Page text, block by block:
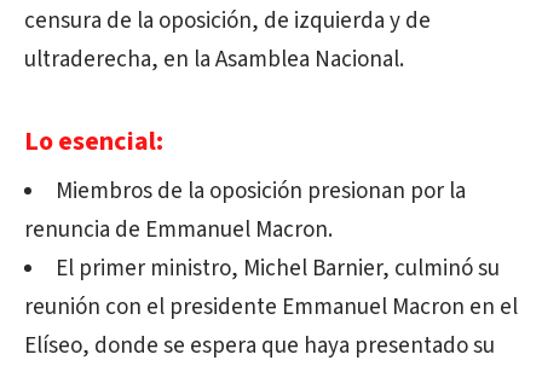
censura de la oposición, de izquierda y de
ultraderecha, en la Asamblea Nacional.
Lo esencial:
Miembros de la oposición presionan por la
renuncia de Emmanuel Macron.
El primer ministro, Michel Barnier, culminó su
reunión con el presidente Emmanuel Macron en el
Elíseo, donde se espera que haya presentado su